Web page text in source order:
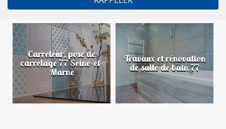
Carreleur, pose de
carrelage 77 Seine-et-
Marne
Travaux et rénovation
de salle de bain 77